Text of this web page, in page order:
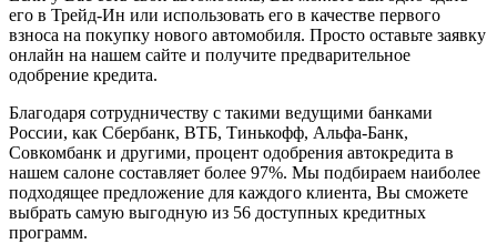
его в Трейд-Ин или использовать его в качестве первого
взноса на покупку нового автомобиля. Просто оставьте заявку
онлайн на нашем сайте и получите предварительное
одобрение кредита.
Благодаря сотрудничеству с такими ведущими банками
России, как Сбербанк, ВТБ, Тинькофф, Альфа-Банк,
Совкомбанк и другими, процент одобрения автокредита в
нашем салоне составляет более 97%. Мы подбираем наиболее
подходящее предложение для каждого клиента, Вы сможете
выбрать самую выгодную из 56 доступных кредитных
программ.